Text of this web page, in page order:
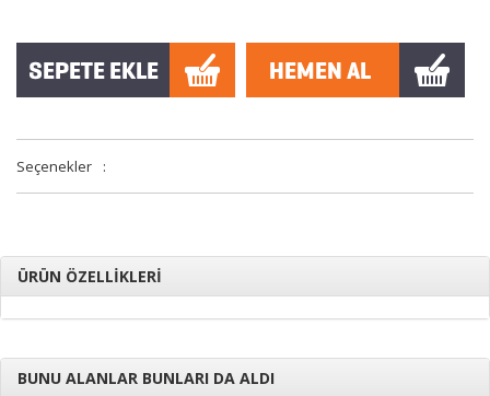
Seçenekler :
ÜRÜN ÖZELLİKLERİ
BUNU ALANLAR BUNLARI DA ALDI